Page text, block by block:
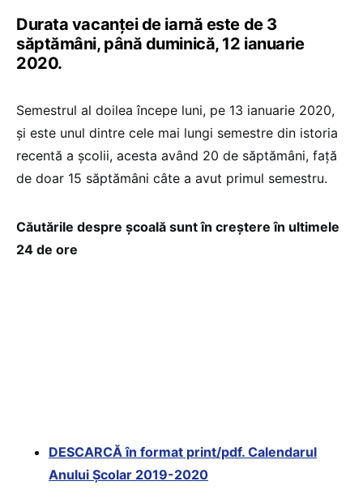
Durata vacanței de iarnă este de 3
săptămâni, până duminică, 12 ianuarie
2020.
Semestrul al doilea începe luni, pe 13 ianuarie 2020,
și este unul dintre cele mai lungi semestre din istoria
recentă a școlii, acesta având 20 de săptămâni, față
de doar 15 săptămâni câte a avut primul semestru.
Căutările despre şcoală sunt în creştere în ultimele
24 de ore
DESCARCĂ în format print/pdf. Calendarul
Anului Școlar 2019-2020